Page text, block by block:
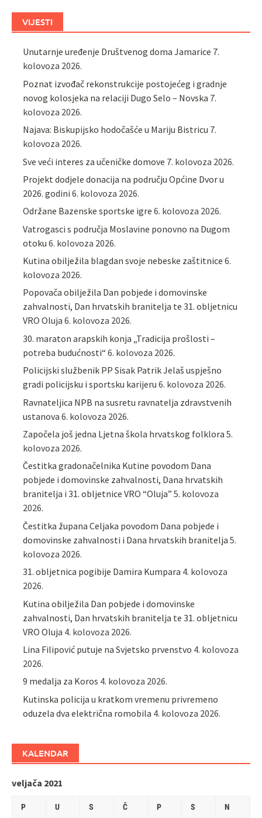
VIJESTI
Unutarnje uređenje Društvenog doma Jamarice 7.
kolovoza 2026.
Poznat izvođač rekonstrukcije postojećeg i gradnje
novog kolosjeka na relaciji Dugo Selo – Novska 7.
kolovoza 2026.
Najava: Biskupijsko hodočašće u Mariju Bistricu 7.
kolovoza 2026.
Sve veći interes za učeničke domove 7. kolovoza 2026.
Projekt dodjele donacija na području Općine Dvor u
2026. godini 6. kolovoza 2026.
Održane Bazenske sportske igre 6. kolovoza 2026.
Vatrogasci s područja Moslavine ponovno na Dugom
otoku 6. kolovoza 2026.
Kutina obilježila blagdan svoje nebeske zaštitnice 6.
kolovoza 2026.
Popovača obilježila Dan pobjede i domovinske
zahvalnosti, Dan hrvatskih branitelja te 31. obljetnicu
VRO Oluja 6. kolovoza 2026.
30. maraton arapskih konja „Tradicija prošlosti –
potreba budućnosti“ 6. kolovoza 2026.
Policijski službenik PP Sisak Patrik Jelaš uspješno
gradi policijsku i sportsku karijeru 6. kolovoza 2026.
Ravnateljica NPB na susretu ravnatelja zdravstvenih
ustanova 6. kolovoza 2026.
Započela još jedna Ljetna škola hrvatskog folklora 5.
kolovoza 2026.
Čestitka gradonačelnika Kutine povodom Dana
pobjede i domovinske zahvalnosti, Dana hrvatskih
branitelja i 31. obljetnice VRO “Oluja” 5. kolovoza
2026.
Čestitka župana Celjaka povodom Dana pobjede i
domovinske zahvalnosti i Dana hrvatskih branitelja 5.
kolovoza 2026.
31. obljetnica pogibije Damira Kumpara 4. kolovoza
2026.
Kutina obilježila Dan pobjede i domovinske
zahvalnosti, Dan hrvatskih branitelja te 31. obljetnicu
VRO Oluja 4. kolovoza 2026.
Lina Filipović putuje na Svjetsko prvenstvo 4. kolovoza
2026.
9 medalja za Koros 4. kolovoza 2026.
Kutinska policija u kratkom vremenu privremeno
oduzela dva električna romobila 4. kolovoza 2026.
KALENDAR
veljača 2021
P U S Č P S N